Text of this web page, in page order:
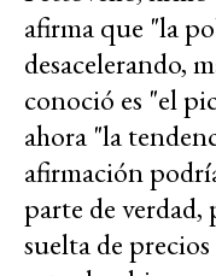
afirma que "la
desacelerando,
conoció es "el
ahora "la
afirmación
parte de
suelta de